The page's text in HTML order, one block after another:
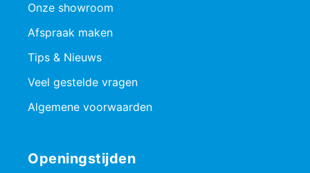
Onze showroom
Afspraak maken
Tips & Nieuws
Veel gestelde vragen
Algemene voorwaarden
Openingstijden